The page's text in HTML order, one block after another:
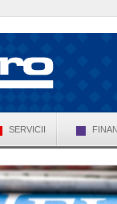
SERVICII